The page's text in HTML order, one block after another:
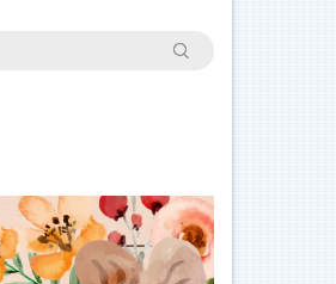
搜尋